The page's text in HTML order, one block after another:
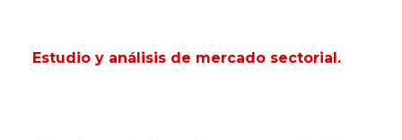
Estudio y análisis de mercado sectorial.